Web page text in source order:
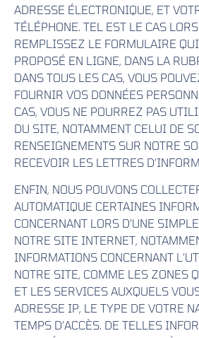
ADRESSE ÉLECTRONIQUE, ET
TÉLÉPHONE. TEL EST LE CAS
REMPLISSEZ LE FORMULAIRE
PROPOSÉ EN LIGNE, DANS LA
DANS TOUS LES CAS, VOUS
FOURNIR VOS DONNÉES
CAS, VOUS NE POURREZ PAS
DU SITE, NOTAMMENT CELUI DE
RENSEIGNEMENTS SUR NOTRE
RECEVOIR LES LETTRES
ENFIN, NOUS POUVONS
AUTOMATIQUE CERTAINES
CONCERNANT LORS D’UNE
NOTRE SITE INTERNET,
INFORMATIONS CONCERNANT
NOTRE SITE, COMME LES ZONES
ET LES SERVICES AUXQUELS
ADRESSE IP, LE TYPE DE VOTRE
TEMPS D’ACCÈS. DE TELLES